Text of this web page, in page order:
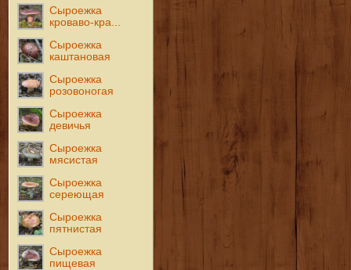
Сыроежка
кроваво-кра...
Сыроежка
каштановая
Сыроежка
розовоногая
Сыроежка
девичья
Сыроежка
мясистая
Сыроежка
сереющая
Сыроежка
пятнистая
Сыроежка
пищевая